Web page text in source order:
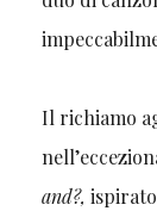
Il richiamo
and?,